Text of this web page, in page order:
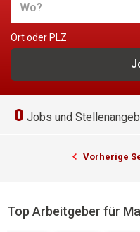
Ort oder PLZ
0 Jobs und
Vorherige
Top Arbeitgeber für